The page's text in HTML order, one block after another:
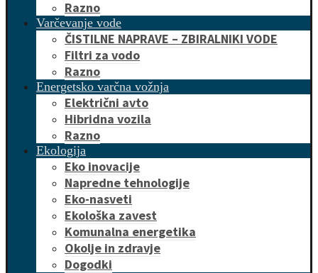
Razno
Varčevanje vode
ČISTILNE NAPRAVE – ZBIRALNIKI VODE
Filtri za vodo
Razno
Energetsko varčna vožnja
Električni avto
Hibridna vozila
Razno
Ekologija
Eko inovacije
Napredne tehnologije
Eko-nasveti
Ekološka zavest
Komunalna energetika
Okolje in zdravje
Dogodki